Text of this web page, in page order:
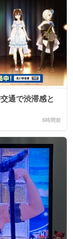
通で渋滞感と
6時間前